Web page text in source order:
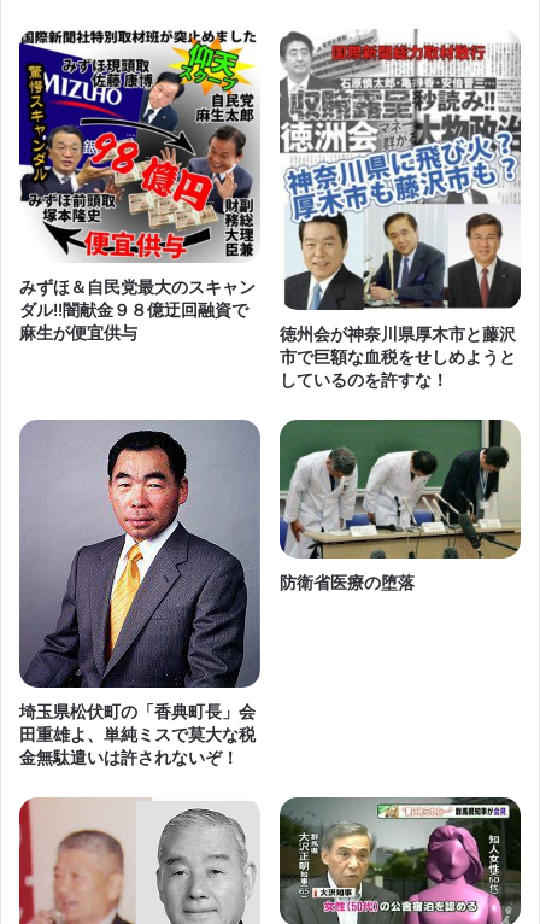
みずほ＆自民党最大のスキャン
ダル!!闇献金９８億迂回融資で
麻生が便宜供与
徳州会が神奈川県厚木市と藤沢
市で巨額な血税をせしめようと
しているのを許すな！
埼玉県松伏町の「香典町長」会
田重雄よ、単純ミスで莫大な税
金無駄遣いは許されないぞ！
防衛省医療の堕落